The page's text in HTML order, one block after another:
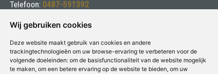
Wij gebruiken cookies
Deze website maakt gebruik van cookies en andere
trackingtechnologieën om uw browse-ervaring te verbeteren voor de
volgende doeleinden: om de basisfunctionaliteit van de website mogelijk
te maken, om een betere ervaring op de website te bieden, om uw
Telefoon: 0487-591392
E-mail:info@vangelderverf.nl
Volg ons: